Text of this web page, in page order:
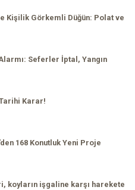
Kişilik Görkemli Düğün: Polat ve
Seferler İptal, Yangın
Tarihi Karar!
168 Konutluk Yeni Proje
koyların işgaline karşı harekete